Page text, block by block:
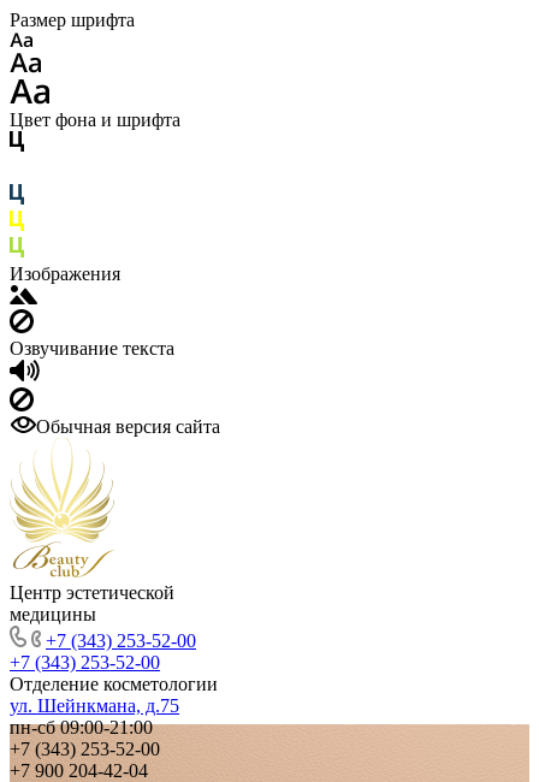
Размер шрифта
Цвет фона и шрифта
Изображения
Озвучивание текста
Обычная версия сайта
Центр эстетической
медицины
+7 (343) 253-52-00
+7 (343) 253-52-00
Отделение косметологии
ул. Шейнкмана, д.75
пн-сб 09:00-21:00
+7 (343) 253-52-00
+7 900 204-42-04